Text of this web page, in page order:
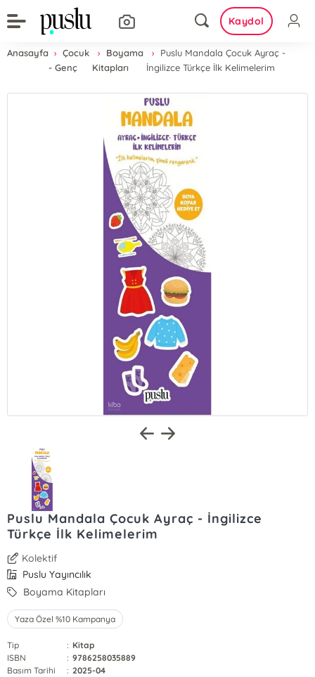
Kaydol
Anasayfa
Çocuk
- Genç
Boyama
Kitapları
Puslu Mandala Çocuk Ayraç -
İngilizce Türkçe İlk Kelimelerim
Puslu Mandala Çocuk Ayraç - İngilizce
Türkçe İlk Kelimelerim
Kolektif
Puslu Yayıncılık
Boyama Kitapları
Yaza Özel %10 Kampanya
Tip : Kitap
ISBN
: 9786258035889
Basım Tarihi
: 2025-04